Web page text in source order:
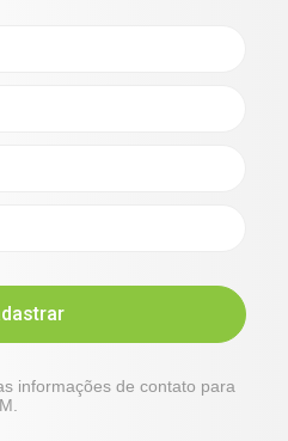
informações de contato para